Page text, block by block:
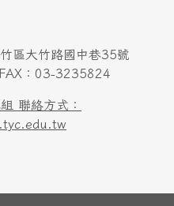
區大竹路國中巷35號
：03-3235824
聯絡方式：